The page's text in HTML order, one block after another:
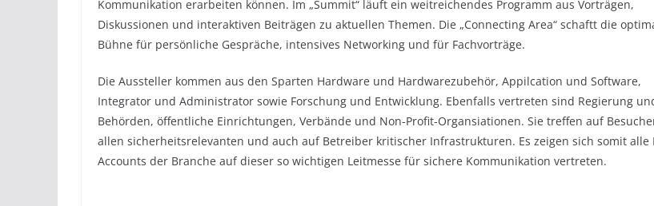
Kommunikation erarbeiten können. Im „Summit“ läuft ein weitreichendes Programm aus Vorträgen,
Diskussionen und interaktiven Beiträgen zu aktuellen Themen. Die „Connecting Area“ schaftt die
Bühne für persönliche Gespräche, intensives Networking und für Fachvorträge.
Die Aussteller kommen aus den Sparten Hardware und Hardwarezubehör, Appilcation und Software,
Integrator und Administrator sowie Forschung und Entwicklung. Ebenfalls vertreten sind Regierung
Behörden, öffentliche Einrichtungen, Verbände und Non-Profit-Organsiationen. Sie treffen auf
allen sicherheitsrelevanten und auch auf Betreiber kritischer Infrastrukturen. Es zeigen sich somit alle
Accounts der Branche auf dieser so wichtigen Leitmesse für sichere Kommunikation vertreten.